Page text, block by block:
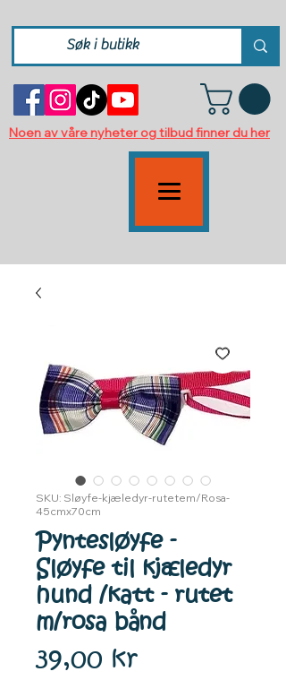
Noen av våre nyheter og tilbud finner du her
SKU: Sløyfe-kjæledyr-rutetem/Rosa-
45cmx70cm
Pyntesløyfe -
Sløyfe til kjæledyr
hund /katt - rutet
m/rosa bånd
39,00 krPris